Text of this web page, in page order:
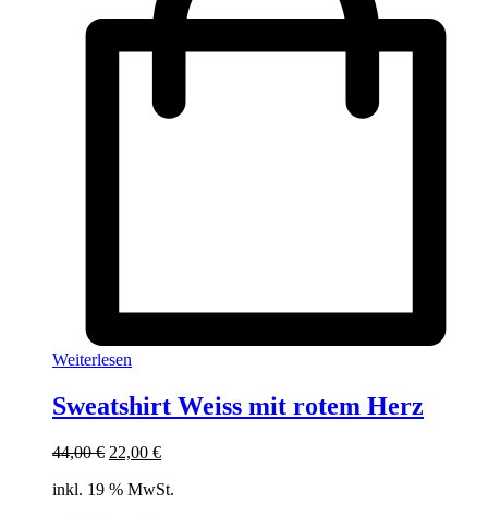
Weiterlesen
Sweatshirt Weiss mit rotem Herz
44,00€ Ursprünglicher
war:
22,00 €Aktueller
ist:
inkl. 19 % MwSt.